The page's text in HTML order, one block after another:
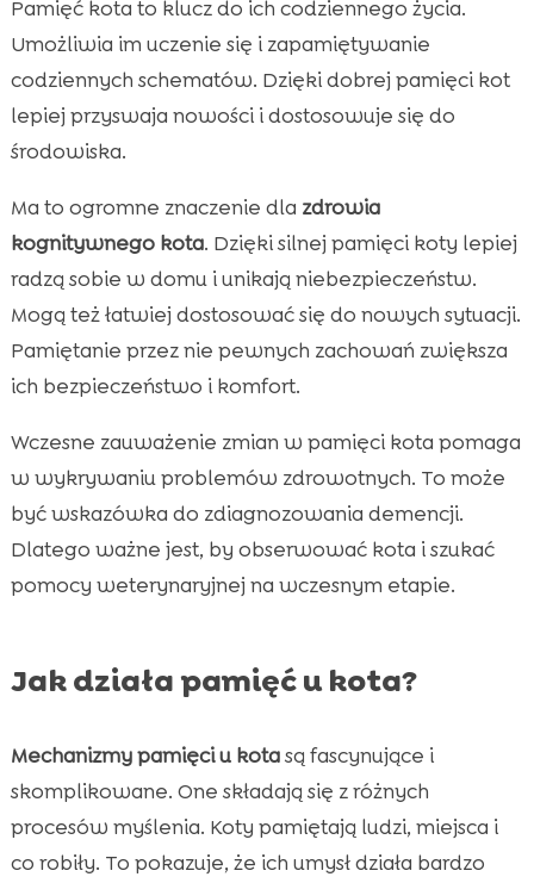
Pamięć kota to klucz do ich codziennego życia.
Umożliwia im uczenie się i zapamiętywanie
codziennych schematów. Dzięki dobrej pamięci kot
lepiej przyswaja nowości i dostosowuje się do
środowiska.
Ma to ogromne znaczenie dla zdrowia
kognitywnego kota. Dzięki silnej pamięci koty lepiej
radzą sobie w domu i unikają niebezpieczeństw.
Mogą też łatwiej dostosować się do nowych sytuacji.
Pamiętanie przez nie pewnych zachowań zwiększa
ich bezpieczeństwo i komfort.
Wczesne zauważenie zmian w pamięci kota pomaga
w wykrywaniu problemów zdrowotnych. To może
być wskazówka do zdiagnozowania demencji.
Dlatego ważne jest, by obserwować kota i szukać
pomocy weterynaryjnej na wczesnym etapie.
Jak działa pamięć u kota?
Mechanizmy pamięci u kotasą fascynujące i
skomplikowane. One składają się z różnych
procesów myślenia. Koty pamiętają ludzi, miejsca i
co robiły. To pokazuje, że ich umysł działa bardzo